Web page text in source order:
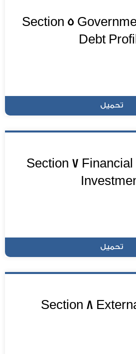
Section 5
Debt
تحميل
Section 7 Financial
تحميل
Section 8